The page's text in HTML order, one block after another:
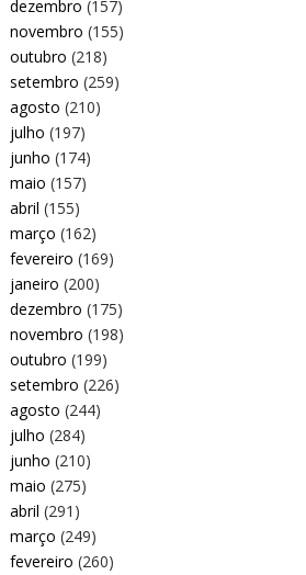
dezembro (157)
novembro (155)
outubro (218)
setembro (259)
agosto (210)
julho (197)
junho (174)
maio (157)
abril (155)
março (162)
fevereiro (169)
janeiro (200)
dezembro (175)
novembro (198)
outubro (199)
setembro (226)
agosto (244)
julho (284)
junho (210)
maio (275)
abril (291)
março (249)
fevereiro (260)